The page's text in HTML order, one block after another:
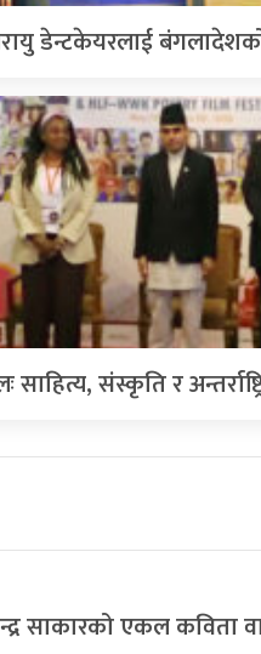
डेन्टकेयरलाई
संस्कृति र
साकारको एकल कविता